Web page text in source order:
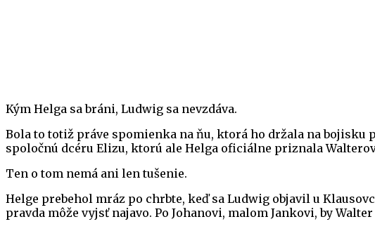
Kým Helga sa bráni, Ludwig sa nevzdáva.
Bola to totiž práve spomienka na ňu, ktorá ho držala na
spoločnú dcéru Elizu, ktorú ale Helga oficiálne priznala
Ten o tom nemá ani len tušenie.
Helge prebehol mráz po chrbte, keď sa Ludwig objavil u
pravda môže vyjsť najavo. Po Johanovi, malom Jankovi, by